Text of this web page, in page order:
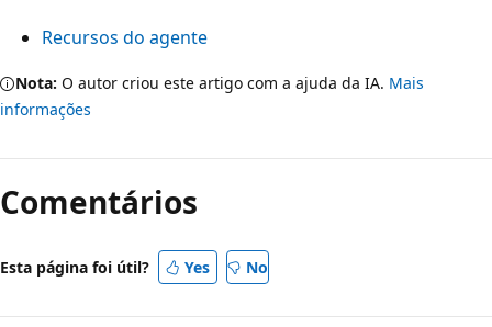
Recursos do agente
Nota: O autor criou este artigo com a ajuda da IA. Mais
informações
Comentários
Esta página foi útil? Yes No